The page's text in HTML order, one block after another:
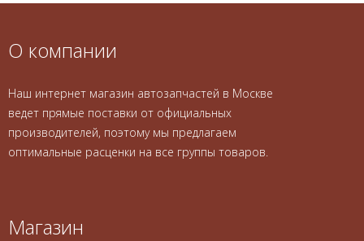
О компании
Наш интернет магазин автозапчастей в Москве
ведет прямые поставки от официальных
производителей, поэтому мы предлагаем
оптимальные расценки на все группы товаров.
Магазин